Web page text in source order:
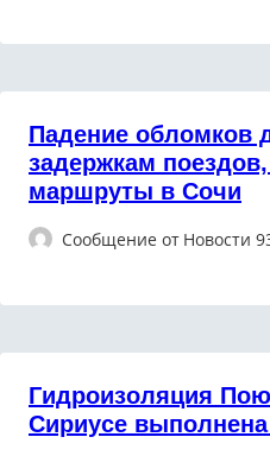
Падение обломков
задержкам
маршруты в Сочи
Сообщение от Новости
Гидроизоляция
Сириусе выполнена